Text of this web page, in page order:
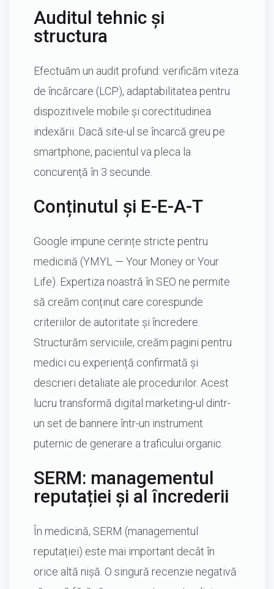
Auditul tehnic și
structura
Efectuăm un audit profund: verificăm viteza
de încărcare (LCP), adaptabilitatea pentru
dispozitivele mobile și corectitudinea
indexării. Dacă site-ul se încarcă greu pe
smartphone, pacientul va pleca la
concurență în 3 secunde.
Conținutul și E-E-A-T
Google impune cerințe stricte pentru
medicină (YMYL — Your Money or Your
Life). Expertiza noastră în SEO ne permite
să creăm conținut care corespunde
criteriilor de autoritate și încredere.
Structurăm serviciile, creăm pagini pentru
medici cu experiență confirmată și
descrieri detaliate ale procedurilor. Acest
lucru transformă digital marketing-ul dintr-
un set de bannere într-un instrument
puternic de generare a traficului organic.
SERM: managementul
reputației și al încrederii
În medicină, SERM (managementul
reputației) este mai important decât în
orice altă nișă. O singură recenzie negativă